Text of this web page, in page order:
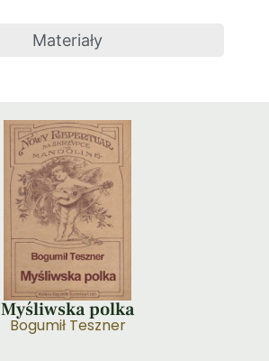
Materiały
Myśliwska polka
Bogumił Teszner